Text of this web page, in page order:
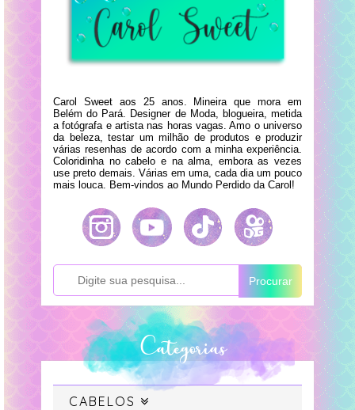
Carol Sweet aos 25 anos. Mineira que mora em
Belém do Pará. Designer de Moda, blogueira, metida
a fotógrafa e artista nas horas vagas. Amo o universo
da beleza, testar um milhão de produtos e produzir
várias resenhas de acordo com a minha experiência.
Coloridinha no cabelo e na alma, embora as vezes
use preto demais. Várias em uma, cada dia um pouco
mais louca. Bem-vindos ao Mundo Perdido da Carol!
Procurar
Categorias
CABELOS